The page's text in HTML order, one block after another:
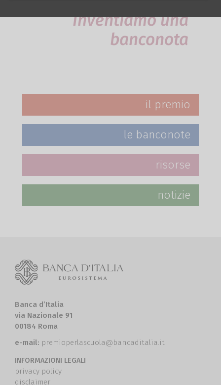
Inventiamo una
banconota
il premio
le banconote
risorse
notizie
Banca d’Italia
via Nazionale 91
00184 Roma
e-mail: premioperlascuola@bancaditalia.it
INFORMAZIONI LEGALI
privacy policy
disclaimer